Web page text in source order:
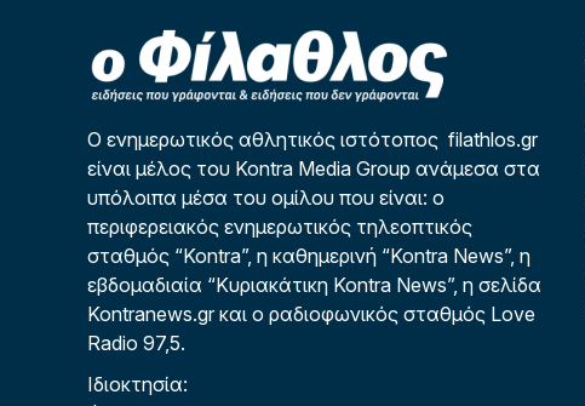
Ο ενημερωτικός αθλητικός ιστότοπος filathlos.gr
είναι μέλος του Kontra Media Group ανάμεσα στα
υπόλοιπα μέσα του ομίλου που είναι: ο
περιφερειακός ενημερωτικός τηλεοπτικός
σταθμός “Kontra”, η καθημερινή “Kontra News”, η
εβδομαδιαία “Κυριακάτικη Kontra News”, η σελίδα
Kontranews.gr και ο ραδιοφωνικός σταθμός Love
Radio 97,5.
Ιδιοκτησία: